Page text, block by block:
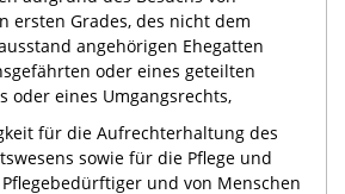
ersten Grades, des nicht dem
angehörigen Ehegatten
oder eines geteilten
oder eines Umgangsrechts,
für die Aufrechterhaltung des
sowie für die Pflege und
und von Menschen